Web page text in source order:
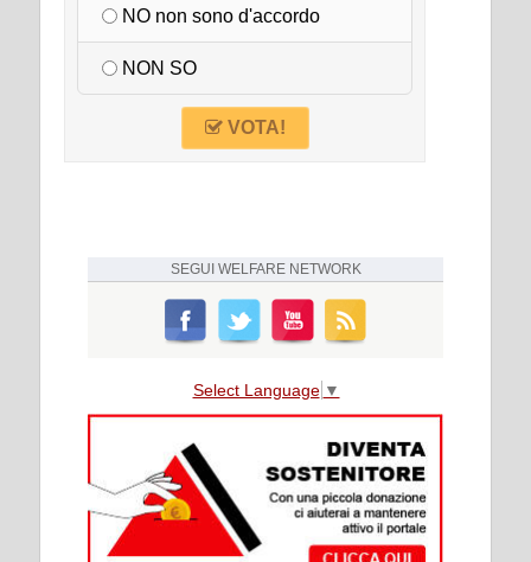
NO non sono d'accordo
NON SO
VOTA!
SEGUI WELFARE NETWORK
Select Language ▼